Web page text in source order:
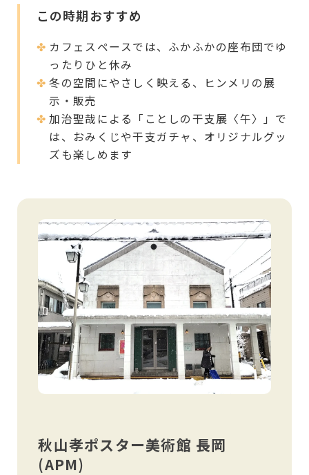
この時期おすすめ
カフェスペースでは、ふかふかの座布団でゆ
ったりひと休み
冬の空間にやさしく映える、ヒンメリの展
示・販売
加治聖哉による「ことしの干支展〈午〉」で
は、おみくじや干支ガチャ、オリジナルグッ
ズも楽しめます
秋山孝ポスター美術館 長岡
(APM)